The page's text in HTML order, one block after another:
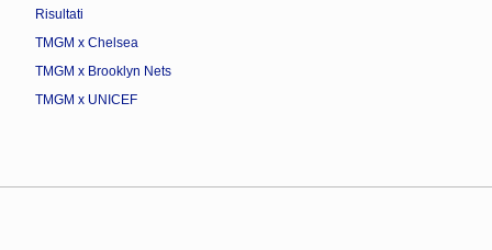
Risultati
TMGM x Chelsea
TMGM x Brooklyn Nets
TMGM x UNICEF